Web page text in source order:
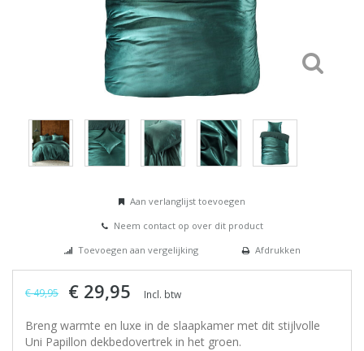
Aan verlanglijst toevoegen
Neem contact op over dit product
Toevoegen aan vergelijking
Afdrukken
€ 49,95 € 29,95 Incl. btw
Breng warmte en luxe in de slaapkamer met dit stijlvolle
Uni Papillon dekbedovertrek in het groen.